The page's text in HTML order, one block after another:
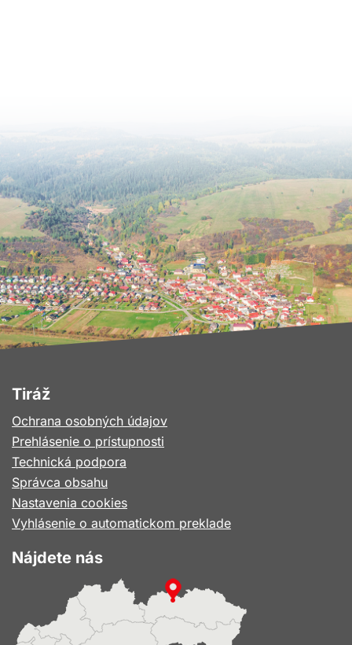
Tiráž
Ochrana osobných údajov
Prehlásenie o prístupnosti
Technická podpora
Správca obsahu
Nastavenia cookies
Vyhlásenie o automatickom preklade
Nájdete nás